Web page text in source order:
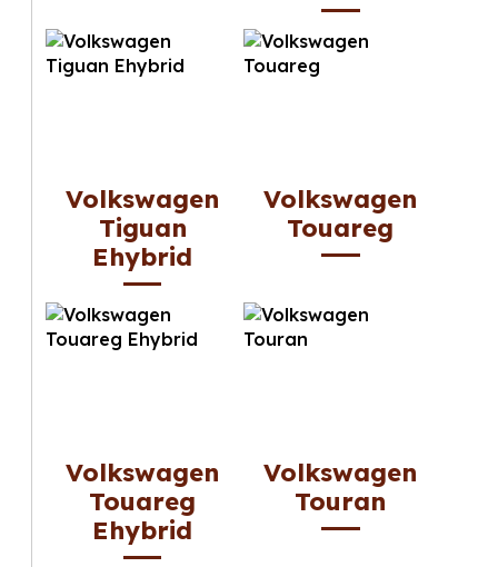
Volkswagen
Tiguan
Ehybrid
Volkswagen
Touareg
Volkswagen
Touareg
Ehybrid
Volkswagen
Touran